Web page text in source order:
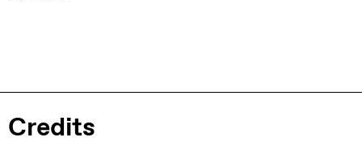
Credits